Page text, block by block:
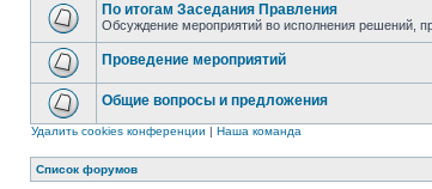
По итогам Заседания Правления
Обсуждение мероприятий во исполнения решений,
Проведение мероприятий
Общие вопросы и предложения
Удалить cookies конференции | Наша команда
Список форумов